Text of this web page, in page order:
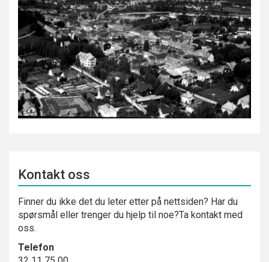
Kontakt oss
Finner du ikke det du leter etter på nettsiden? Har du
spørsmål eller trenger du hjelp til noe?Ta kontakt med
oss.
Telefon